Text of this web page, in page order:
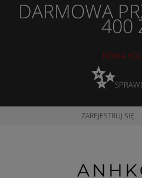
DARMOWA
400
NOWA
✨
ZAREJESTRUJ SIĘ